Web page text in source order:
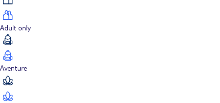
Adult only
Aventure